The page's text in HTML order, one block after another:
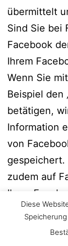
übermittelt
Sind Sie bei
Facebook
Ihrem
Wenn Sie
Beispiel den
betätigen,
Information
von
gespeichert.
zudem auf
Ihren
Facebook
Zwecke der
Diese